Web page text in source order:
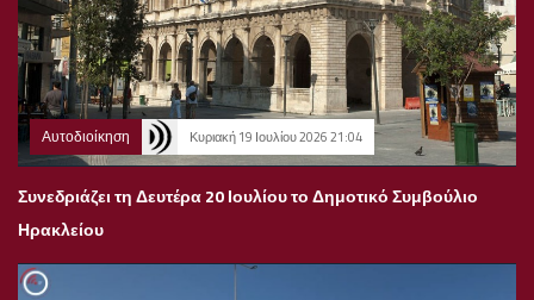
Αυτοδιοίκηση Κυριακή 19 Ιουλίου 2026 21:04
Συνεδριάζει τη Δευτέρα 20 Ιουλίου το Δημοτικό Συμβούλιο
Ηρακλείου